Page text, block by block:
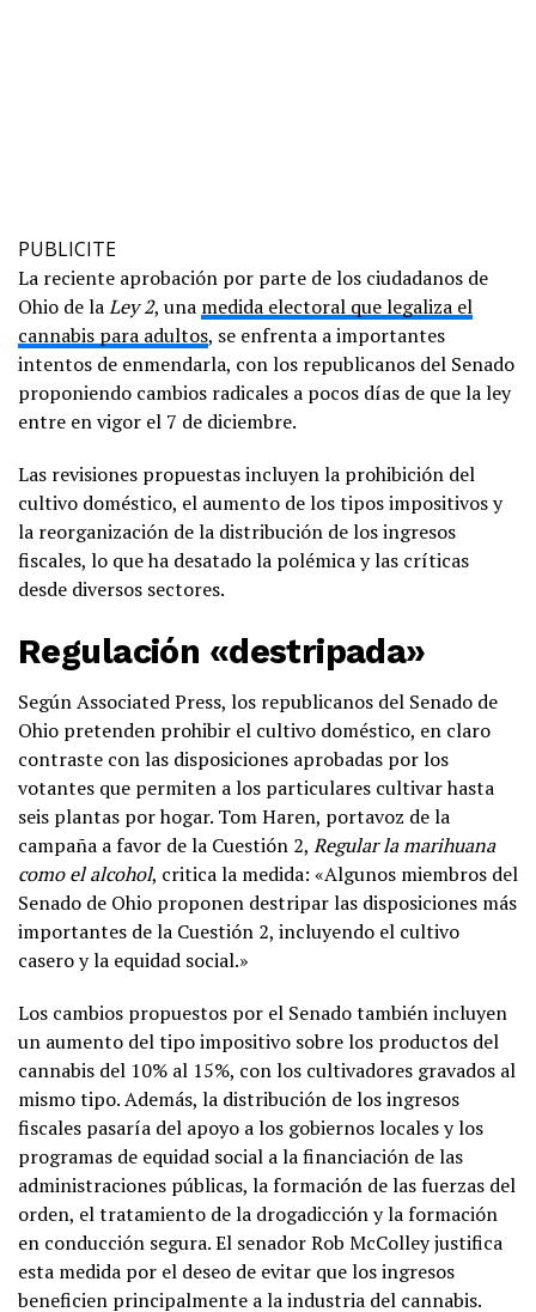
PUBLICITE
La reciente aprobación por parte de los ciudadanos de
Ohio de laLey 2, una medida electoral que legaliza el
cannabis para adultos, se enfrenta a importantes
intentos de enmendarla, con los republicanos del Senado
proponiendo cambios radicales a pocos días de que la ley
entre en vigor el 7 de diciembre.
Las revisiones propuestas incluyen la prohibición del
cultivo doméstico, el aumento de los tipos impositivos y
la reorganización de la distribución de los ingresos
fiscales, lo que ha desatado la polémica y las críticas
desde diversos sectores.
Regulación «destripada»
Según Associated Press, los republicanos del Senado de
Ohio pretenden prohibir el cultivo doméstico, en claro
contraste con las disposiciones aprobadas por los
votantes que permiten a los particulares cultivar hasta
seis plantas por hogar. Tom Haren, portavoz de la
campaña a favor de la Cuestión 2, Regular la marihuana
como el alcohol, critica la medida: «Algunos miembros del
Senado de Ohio proponen destripar las disposiciones más
importantes de la Cuestión 2, incluyendo el cultivo
casero y la equidad social.»
Los cambios propuestos por el Senado también incluyen
un aumento del tipo impositivo sobre los productos del
cannabis del 10% al 15%, con los cultivadores gravados al
mismo tipo. Además, la distribución de los ingresos
fiscales pasaría del apoyo a los gobiernos locales y los
programas de equidad social a la financiación de las
administraciones públicas, la formación de las fuerzas del
orden, el tratamiento de la drogadicción y la formación
en conducción segura. El senador Rob McColley justifica
esta medida por el deseo de evitar que los ingresos
beneficien principalmente a la industria del cannabis.